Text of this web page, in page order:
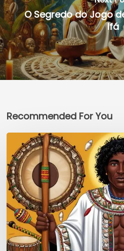
O Segredo do Jogo
Ifá
Recommended For You
de
Caboclos
e
Caboclas:
Celebrando
Força
Ancestral